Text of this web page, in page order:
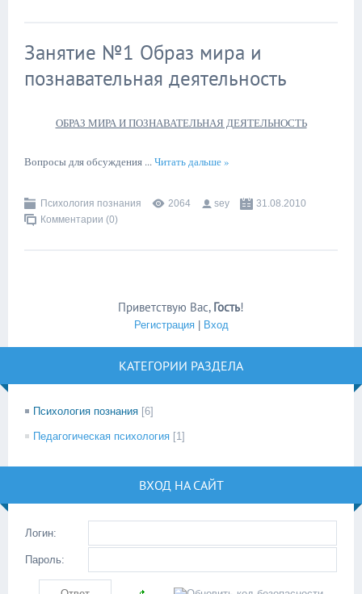
Занятие №1 Образ мира и
познавательная деятельность
ОБРАЗ МИРА И ПОЗНАВАТЕЛЬНАЯ ДЕЯТЕЛЬНОСТЬ
Вопросы для обсуждения ...Читать дальше »
Психология познания 2064 sey
31.08.2010
Комментарии (0)
Приветствую Вас, Гость!
Регистрация| Вход
КАТЕГОРИИ РАЗДЕЛА
Психология познания [6]
Педагогическая психология [1]
ВХОД НА САЙТ
Логин:
Пароль: